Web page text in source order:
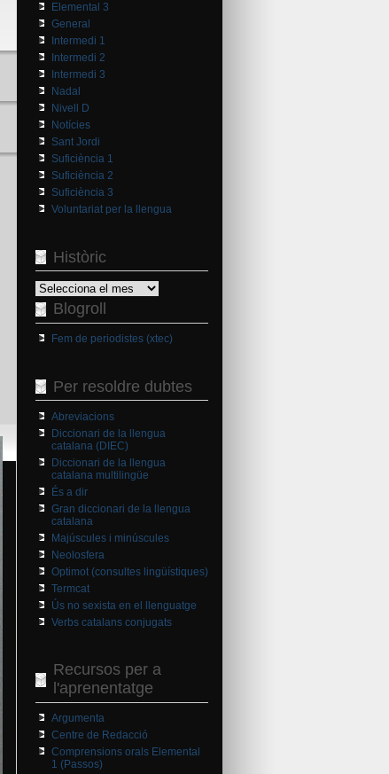
Elemental 3
General
Intermedi 1
Intermedi 2
Intermedi 3
Nadal
Nivell D
Notícies
Sant Jordi
Suficiència 1
Suficiència 2
Suficiència 3
Voluntariat per la llengua
Històric
Històric
Blogroll
Fem de periodistes (xtec)
Per resoldre dubtes
Abreviacions
Diccionari de la llengua
catalana (DIEC)
Diccionari de la llengua
catalana multilingüe
És a dir
Gran diccionari de la llengua
catalana
Majúscules i minúscules
Neolosfera
Optimot (consultes lingüístiques)
Termcat
Ús no sexista en el llenguatge
Verbs catalans conjugats
Recursos per a
l'aprenentatge
Argumenta
Centre de Redacció
Comprensions orals Elemental
1 (Passos)